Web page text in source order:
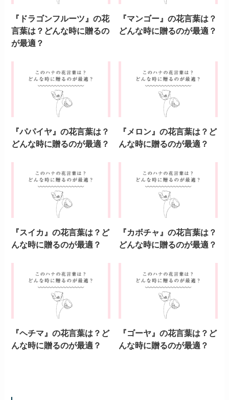
『ドラゴンフルーツ』の花
言葉は？どんな時に贈るの
が最適？
『マンゴー』の花言葉は？
どんな時に贈るのが最適？
『パパイヤ』の花言葉は？
どんな時に贈るのが最適？
『メロン』の花言葉は？ど
んな時に贈るのが最適？
『スイカ』の花言葉は？ど
んな時に贈るのが最適？
『カボチャ』の花言葉は？
どんな時に贈るのが最適？
『ヘチマ』の花言葉は？ど
んな時に贈るのが最適？
『ゴーヤ』の花言葉は？ど
んな時に贈るのが最適？